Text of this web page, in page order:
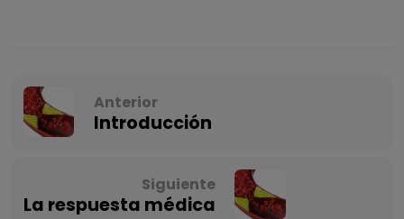
Anterior
Introducción
Siguiente
La respuesta médica